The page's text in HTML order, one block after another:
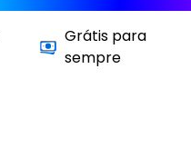
Grátis para
sempre